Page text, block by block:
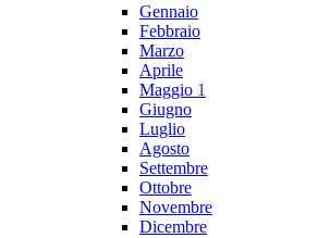
Gennaio
Febbraio
Marzo
Aprile
Maggio 1
Giugno
Luglio
Agosto
Settembre
Ottobre
Novembre
Dicembre